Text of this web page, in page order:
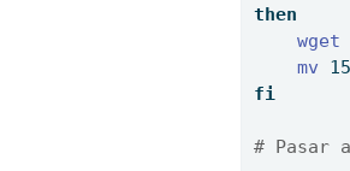
then
wget
mv
fi
# Pasar